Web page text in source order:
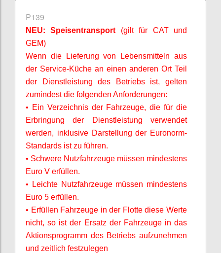
P139
NEU: Speisentransport (gilt für CAT und
GEM)
Wenn die Lieferung von Lebensmitteln aus
der Service-Küche an einen anderen Ort Teil
der Dienstleistung des Betriebs ist, gelten
zumindest die folgenden Anforderungen:
• Ein Verzeichnis der Fahrzeuge, die für die
Erbringung der Dienstleistung verwendet
werden, inklusive Darstellung der Euronorm-
Standards ist zu führen.
• Schwere Nutzfahrzeuge müssen mindestens
Euro V erfüllen.
• Leichte Nutzfahrzeuge müssen mindestens
Euro 5 erfüllen.
• Erfüllen Fahrzeuge in der Flotte diese Werte
nicht, so ist der Ersatz der Fahrzeuge in das
Aktionsprogramm des Betriebs aufzunehmen
und zeitlich festzulegen